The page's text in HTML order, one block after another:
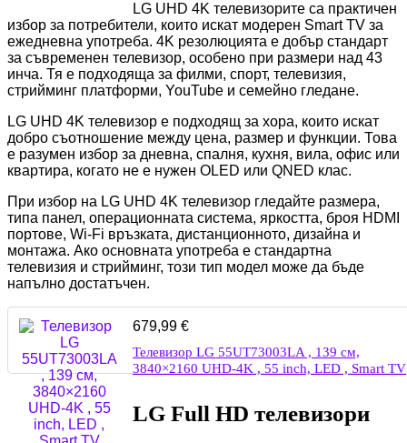
LG UHD 4K телевизорите са практичен
избор за потребители, които искат модерен Smart TV за
ежедневна употреба. 4K резолюцията е добър стандарт
за съвременен телевизор, особено при размери над 43
инча. Тя е подходяща за филми, спорт, телевизия,
стрийминг платформи, YouTube и семейно гледане.
LG UHD 4K телевизор е подходящ за хора, които искат
добро съотношение между цена, размер и функции. Това
е разумен избор за дневна, спалня, кухня, вила, офис или
квартира, когато не е нужен OLED или QNED клас.
При избор на LG UHD 4K телевизор гледайте размера,
типа панел, операционната система, яркостта, броя HDMI
портове, Wi-Fi връзката, дистанционното, дизайна и
монтажа. Ако основната употреба е стандартна
телевизия и стрийминг, този тип модел може да бъде
напълно достатъчен.
679,99 €
Телевизор LG 55UT73003LA , 139 см,
3840×2160 UHD-4K , 55 inch, LED , Smart TV
LG Full HD телевизори